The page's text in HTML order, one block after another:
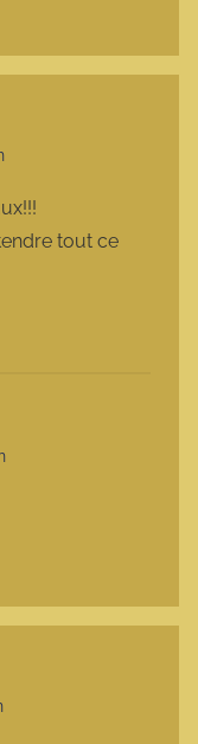
tout ce